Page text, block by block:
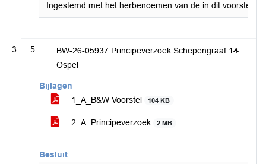
Ingestemd met het herbenoemen van de in dit voorstel
5
BW-26-05937 Principeverzoek Schepengraaf 14
Ospel
Bijlagen
1_A_B&W Voorstel
104 KB
2_A_Principeverzoek 2 MB
Besluit